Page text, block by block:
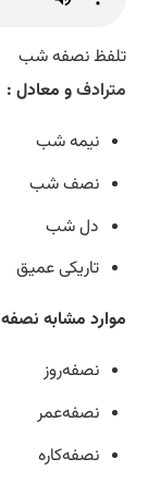
تلفظ نصفه شب
مترادفو معادل :
نیمه شب
نصف شب
دل شب
تاریکی عمیق
موارد مشابه
نصفه‌روز
نصفه‌عمر
نصفه‌کاره